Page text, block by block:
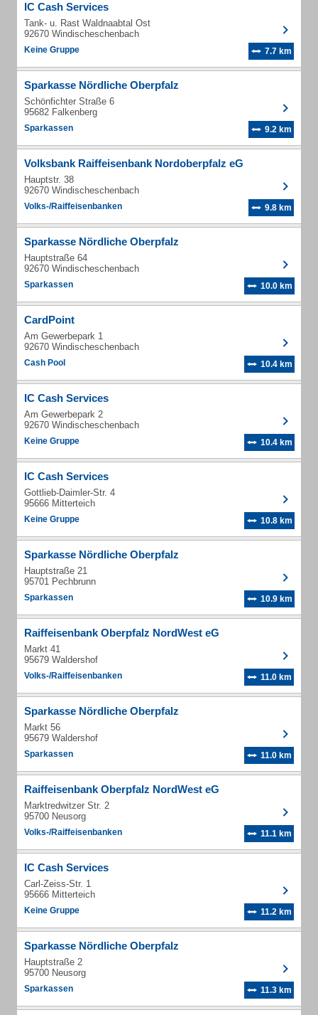
IC Cash Services
Tank- u. Rast Waldnaabtal Ost
92670 Windischeschenbach
Keine Gruppe 7.7 km
Sparkasse Nördliche Oberpfalz
Schönfichter Straße 6
95682 Falkenberg
Sparkassen 9.2 km
Volksbank Raiffeisenbank Nordoberpfalz eG
Hauptstr. 38
92670 Windischeschenbach
Volks-/Raiffeisenbanken 9.8 km
Sparkasse Nördliche Oberpfalz
Hauptstraße 64
92670 Windischeschenbach
Sparkassen 10.0 km
CardPoint
Am Gewerbepark 1
92670 Windischeschenbach
Cash Pool 10.4 km
IC Cash Services
Am Gewerbepark 2
92670 Windischeschenbach
Keine Gruppe 10.4 km
IC Cash Services
Gottlieb-Daimler-Str. 4
95666 Mitterteich
Keine Gruppe 10.8 km
Sparkasse Nördliche Oberpfalz
Hauptstraße 21
95701 Pechbrunn
Sparkassen 10.9 km
Raiffeisenbank Oberpfalz NordWest eG
Markt 41
95679 Waldershof
Volks-/Raiffeisenbanken 11.0 km
Sparkasse Nördliche Oberpfalz
Markt 56
95679 Waldershof
Sparkassen 11.0 km
Raiffeisenbank Oberpfalz NordWest eG
Marktredwitzer Str. 2
95700 Neusorg
Volks-/Raiffeisenbanken 11.1 km
IC Cash Services
Carl-Zeiss-Str. 1
95666 Mitterteich
Keine Gruppe 11.2 km
Sparkasse Nördliche Oberpfalz
Hauptstraße 2
95700 Neusorg
Sparkassen 11.3 km